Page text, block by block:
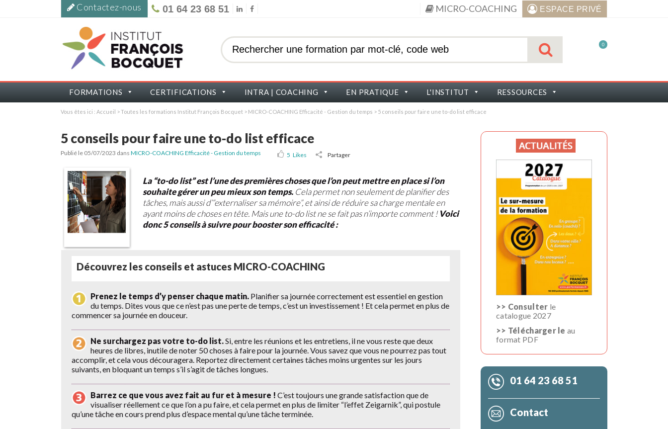
Contactez-nous 01 64 23 68 51 MICRO-COACHING ESPACE PRIVÉ
0
FORMATIONS CERTIFICATIONS INTRA | COACHING EN PRATIQUE L'INSTITUT RESSOURCES
Vous êtes ici : Accueil >Toutes les formations Institut François Bocquet > MICRO-COACHING Efficacité - Gestion du temps > 5 conseils pour faire une to-do list efficace
5 conseils pour faire une to-do list efficace
Publié le 05/07/2023 dans MICRO-COACHING Efficacité - Gestion du temps 5 Likes Partager
La “to-do list” est l’une des premières choses que l’on peut mettre en place si l’on
souhaite gérer un peu mieux son temps. Cela permet non seulement de planifier des
tâches, mais aussi d’“externaliser sa mémoire”, et ainsi de réduire sa charge mentale en
ayant moins de choses en tête. Mais une to-do list ne se fait pas n’importe comment ! Voici
donc 5 conseils à suivre pour booster son efficacité :
Découvrez les conseils et astuces MICRO-COACHING
Prenez le temps d’y penser chaque matin. Planifier sa journée correctement est essentiel en gestion
du temps. Dites vous que ce n’est pas une perte de temps, c’est un investissement ! Et cela permet en plus de
commencer sa journée en douceur.
Ne surchargez pas votre to-do list.Si, entre les réunions et les entretiens, il ne vous reste que deux
heures de libres, inutile de noter 50 choses à faire pour la journée. Vous savez que vous ne pourrez pas tout
accomplir, et cela vous découragera. Reportez directement certaines tâches moins urgentes sur les jours
suivants, en bloquant un temps s’il s’agit de tâches longues.
Barrez ce que vous avez fait au fur et à mesure ! C’est toujours une grande satisfaction que de
visualiser réellement ce que l’on a pu faire, et cela permet en plus de limiter “l’effet Zeigarnik”, qui postule
qu’une tâche en cours prend plus d’espace mental qu’une tâche terminée.
>> Consulter le
catalogue 2027
>> Télécharger le au
format PDF
01 64 23 68 51
Contact